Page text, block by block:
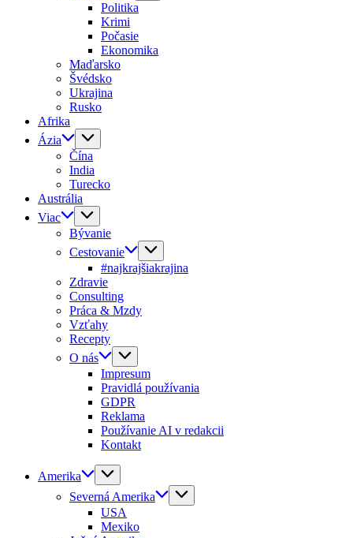
Politika
Krimi
Počasie
Ekonomika
Maďarsko
Švédsko
Ukrajina
Rusko
Afrika
Ázia
Čína
India
Turecko
Austrália
Viac
Bývanie
Cestovanie
#najkrajšiakrajina
Zdravie
Consulting
Práca & Mzdy
Vzťahy
Recepty
O nás
Impresum
Pravidlá používania
GDPR
Reklama
Používanie AI v redakcii
Kontakt
Amerika
Severná Amerika
USA
Mexiko